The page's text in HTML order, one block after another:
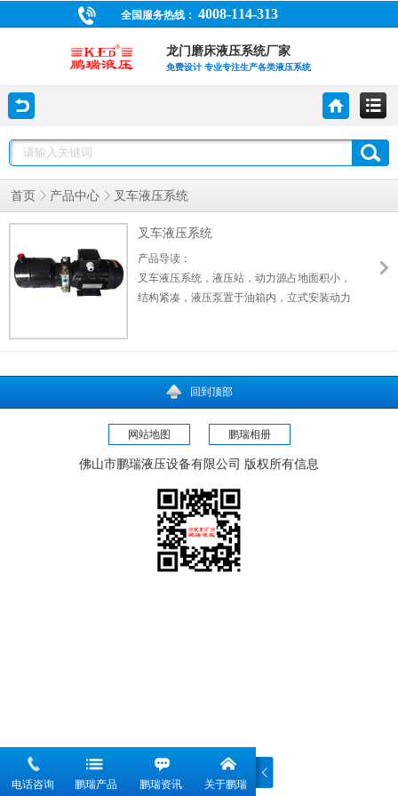
全国服务热线： 4008-114-313
龙门磨床液压系统厂家
免费设计 专业专注生产各类液压系统
首页 产品中心 叉车液压系统
叉车液压系统
产品导读：
叉车液压系统，液压站，动力源占地面积小，
结构紧凑，液压泵置于油箱内，立式安装动力
吸油高度，以防液压泵油口处产生过大的真空
度，造成吸空或气穴现象。
订做或了解更多具体参数，欢迎来人来电咨
回到顶部
网站地图 鹏瑞相册
佛山市鹏瑞液压设备有限公司 版权所有信息
电话咨询 鹏瑞产品 鹏瑞资讯 关于鹏瑞